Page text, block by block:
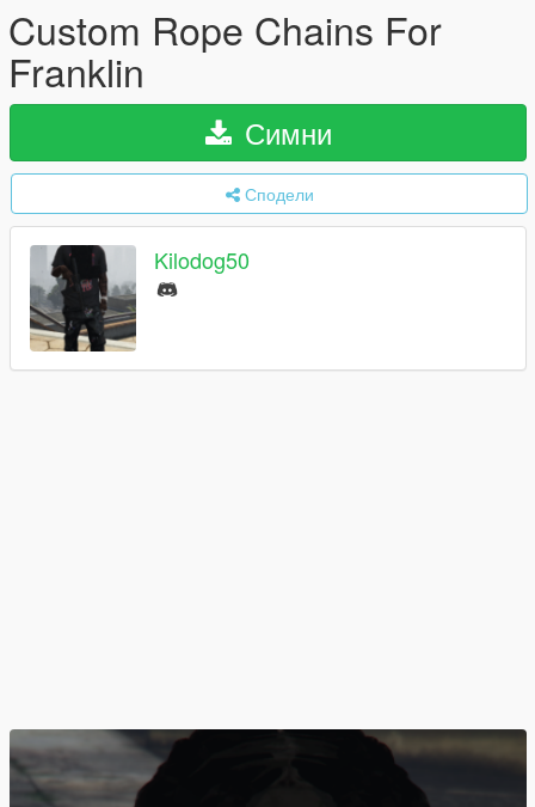
Custom Rope Chains For
Franklin
Симни
Сподели
Kilodog50